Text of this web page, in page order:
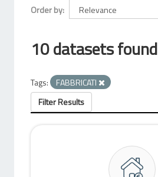
Order by
10 datasets found
Tags:
FABBRICATI
Filter Results